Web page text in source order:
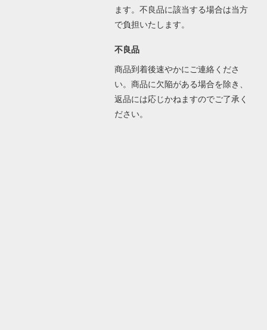
ます。不良品に該当する場合は当方
で負担いたします。
不良品
商品到着後速やかにご連絡くださ
い。商品に欠陥がある場合を除き、
返品には応じかねますのでご了承く
ださい。